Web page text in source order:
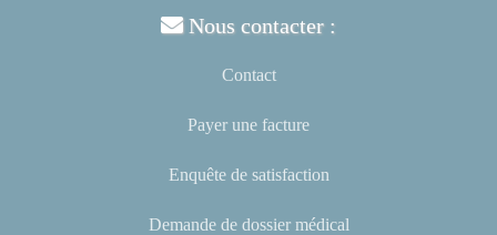
Nous contacter :
Contact
Payer une facture
Enquête de satisfaction
Demande de dossier médical